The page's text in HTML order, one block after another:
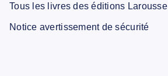
Tous les livres des éditions Larousse
Notice avertissement de sécurité